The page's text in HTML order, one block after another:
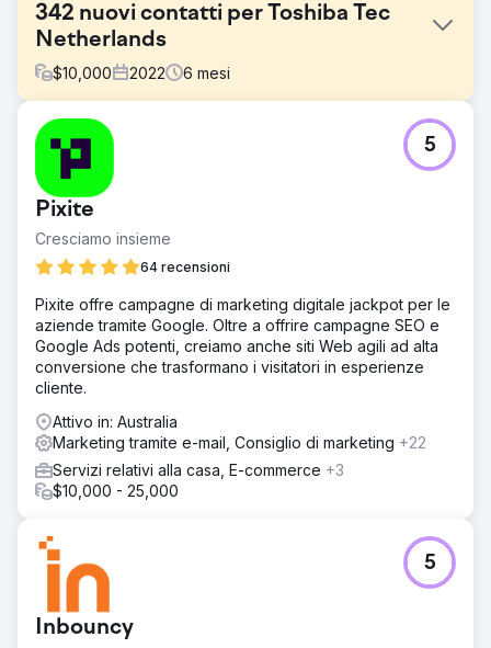
342 nuovi contatti per Toshiba Tec
Netherlands
$10,000 2022 6 mesi
Sfida
Toshiba Tec Netherlands, nota per il suo hardware
innovativo, voleva realizzare un cambiamento di
immagine. Sono venuti da noi con la richiesta di aiutarli a
distribuire contenuti relativi alla trasformazione digitale tra
gli amministratori delegati/direttori delle PMI.
Soluzione
paper, blog e un test interattivo. Questo è stato distribuito
tramite LinkedIn Ads, Google Ads e LinkedIn Outreach.
Abbiamo anche progettato una landing page con
contenuti recintati e utilizzato vari strumenti di
automazione del marketing.
Risultato
La campagna ha generato più di 95.000 visualizzazioni tra
il gruppo target di manager IT e amministratori
delegati/direttori. Il sito web ha ricevuto 3.100 visitatori e
contatti.
Pixite
Cresciamo insieme
64 recensioni
5
Pixite offre campagne di marketing digitale jackpot per le
aziende tramite Google. Oltre a offrire campagne SEO e
Google Ads potenti, creiamo anche siti Web agili ad alta
conversione che trasformano i visitatori in esperienze
cliente.
Attivo in: Australia
Marketing tramite e-mail, Consiglio di marketing +22
Servizi relativi alla casa, E-commerce +3
$10,000 - 25,000
Inbouncy
5